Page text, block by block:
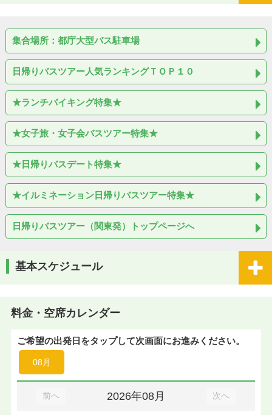
集合場所：都庁大型バス駐車場
日帰りバスツアー人気ランキングＴＯＰ１０
★ランチバイキング特集★
★女子旅・女子会バスツアー特集★
★日帰りバスデート特集★
★イルミネーション日帰りバスツアー特集★
日帰りバスツアー（関東発）トップページへ
基本スケジュール
料金・空席カレンダー
ご希望の出発日をタップして次画面にお進みください。
08月
前へ 2026年08月 次へ